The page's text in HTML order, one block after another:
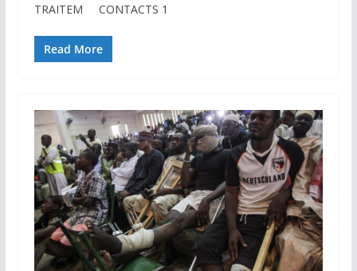
TRAITEM CONTACTS 1
Read More